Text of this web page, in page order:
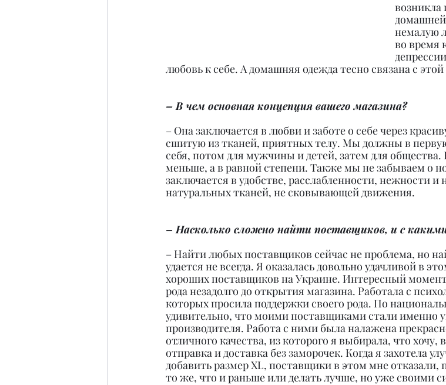
возникла
немалую
во время
любовь к себе. А домашняя одежда тесно связана с
– В чем основная концепция вашего магазина?
– Она заключается в любви и заботе о себе через
сшитую из тканей, приятных телу. Мы должны в
себя, потом для мужчины и детей, затем для общества.
меньше, а в равной степени. Также мы не забываем о
заключается в удобстве, расслабленности, нежности
натуральных тканей, не сковывающей движения.
– Насколько сложно найти поставщиков, и с
– Найти любых поставщиков сейчас не проблема, но
удается не всегда. Я оказалась довольно удачливой в
хороших поставщиков на Украине. Интересный
рода незадолго до открытия магазина. Работала с
которых просила поддержки своего рода. По
удивительно, что моими поставщиками стали именно
производителя. Работа с ними была налажена
отличного качества, из которого я выбирала, что
отправка и доставка без заморочек. Когда я захотела
добавить размер XL, поставщики в этом мне отказали,
то же, что и раньше или делать лучше, но уже своими